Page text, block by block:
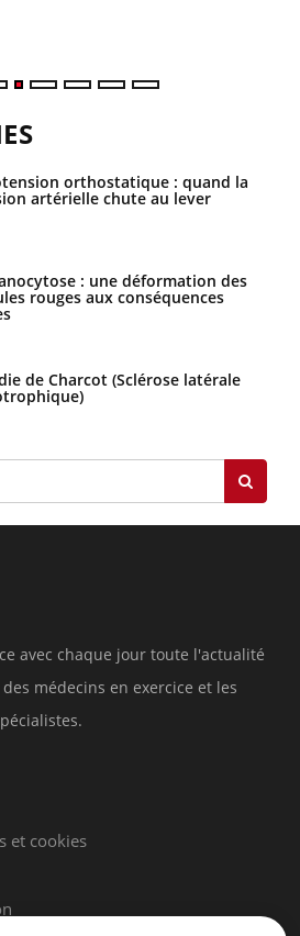
orthostatique : quand la
artérielle chute au lever
: une déformation des
rouges aux conséquences
de Charcot (Sclérose latérale
avec chaque jour toute l'actualité
médecins en exercice et les
et cookies